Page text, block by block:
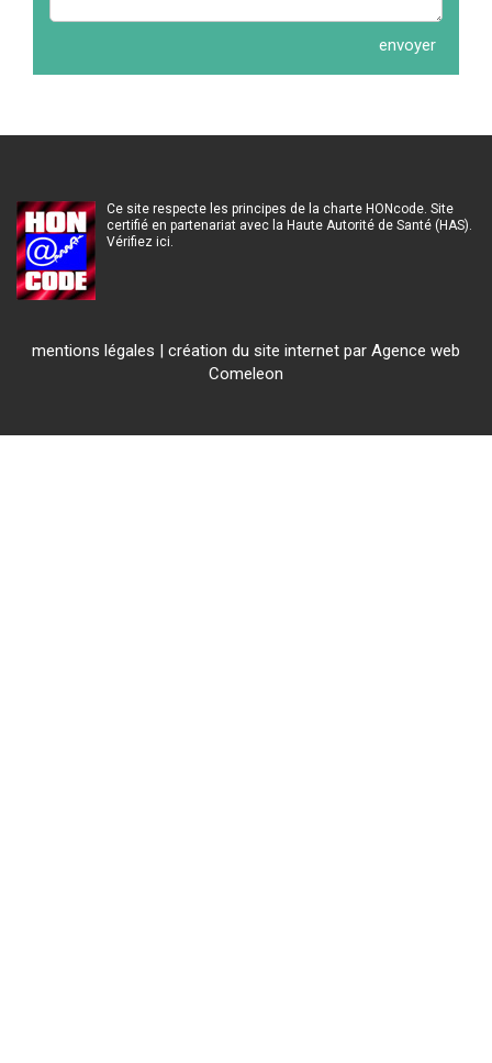
Ce site respecte les principes de la charte HONcode. Site
certifié en partenariat avec la Haute Autorité de Santé (HAS).
Vérifiez ici.
mentions légales | création du site internet par Agence web
Comeleon